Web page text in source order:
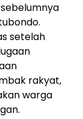
setelah
rakyat,
warga